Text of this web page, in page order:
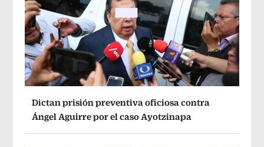
Dictan prisión preventiva oficiosa contra
Ángel Aguirre por el caso Ayotzinapa